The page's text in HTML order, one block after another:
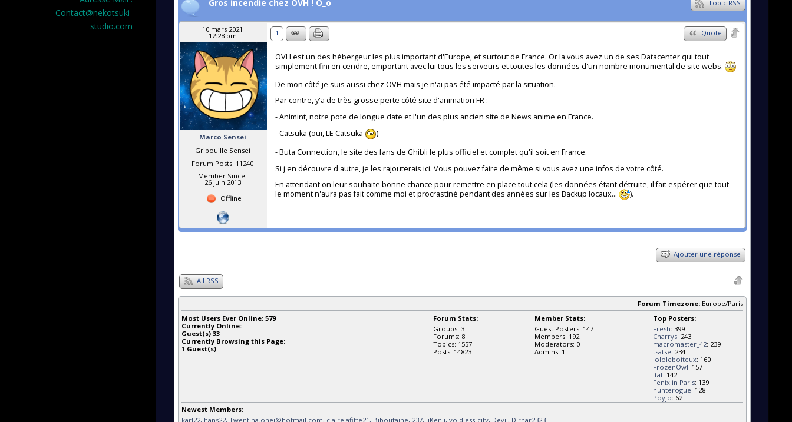
Contact@nekotsuki-
studio.com
Topic RSS
Gros incendie chez OVH ! O_o
10 mars 2021
12:28 pm
Marco Sensei
Gribouille Sensei
Forum Posts: 11240
Member Since:
26 juin 2013
Offline
1 Quote
OVH est un des hébergeur les plus important d'Europe, et surtout de France. Or la vous avez un de ses Datacenter qui tout
simplement fini en cendre, emportant avec lui tous les serveurs et toutes les données d'un nombre monumental de site webs.
De mon côté je suis aussi chez OVH mais je n'ai pas été impacté par la situation.
Par contre, y'a de très grosse perte côté site d'animation FR :
- Animint, notre pote de longue date et l'un des plus ancien site de News anime en France.
- Catsuka (oui, LE Catsuka
)
- Buta Connection, le site des fans de Ghibli le plus officiel et complet qu'il soit en France.
Si j'en découvre d'autre, je les rajouterais ici. Vous pouvez faire de même si vous avez une infos de votre côté.
En attendant on leur souhaite bonne chance pour remettre en place tout cela (les données étant détruite, il fait espérer que tout
le moment n'aura pas fait comme moi et procrastiné pendant des années sur les Backup locaux...
).
Ajouter une réponse
All RSS
Forum Timezone: Europe/Paris
Most Users Ever Online: 579
Currently Online:
Guest(s) 33
Currently Browsing this Page:
1 Guest(s)
Top Posters:
Fresh: 399
Charrys: 243
macromaster_42: 239
tsatse: 234
lololeboiteux: 160
FrozenOwl: 157
itaf: 142
Fenix in Paris: 139
hunterogue: 128
Poyjo: 62
Member Stats:
Guest Posters: 147
Members: 192
Moderators: 0
Admins: 1
Forum Stats:
Groups: 3
Forums: 8
Topics: 1557
Posts: 14823
Newest Members:
karl22, hans22, Twentina.onei@hotmail.com, clairelafitte21 , Biboutaine, 237, JiKenji, voidless-city, Devil, Dirhar2323